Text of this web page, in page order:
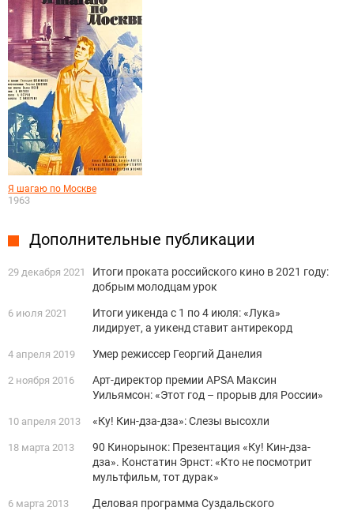
Я шагаю по Москве
1963
Дополнительные публикации
29 декабря 2021
Итоги проката российского кино в 2021 году:
добрым молодцам урок
6 июля 2021
Итоги уикенда с 1 по 4 июля: «Лука»
лидирует, а уикенд ставит антирекорд
4 апреля 2019 Умер режиссер Георгий Данелия
2 ноября 2016
Арт-директор премии APSA Максин
Уильямсон: «Этот год – прорыв для России»
10 апреля 2013 «Ку! Кин-дза-дза»: Слезы высохли
18 марта 2013
90 Кинорынок: Презентация «Ку! Кин-дза-
дза». Констатин Эрнст: «Кто не посмотрит
мультфильм, тот дурак»
6 марта 2013
Деловая программа Суздальского